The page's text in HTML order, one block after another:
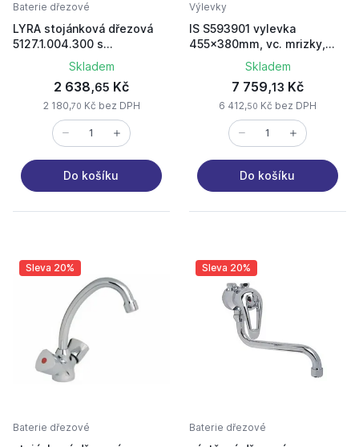
Baterie dřezové
LYRA stojánková dřezová
5127.1.004.300 s
vytah.sprchou chrom
Skladem
2 638,65 Kč
2 180,70 Kč bez DPH
Do košíku
Výlevky
IS S593901 vylevka
455x380mm, vc. mrizky,
bila/chrom
Skladem
7 759,13 Kč
6 412,50 Kč bez DPH
Do košíku
Sleva 20%
Baterie dřezové
Sleva 20%
Baterie dřezové